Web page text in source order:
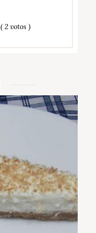
( 2 votos )